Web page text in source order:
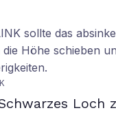
sollte das
Höhe schieben
Loch